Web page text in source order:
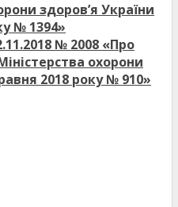
здоров’я України
№ 1394»
№ 2008 «Про
охорони
2018 року № 910»